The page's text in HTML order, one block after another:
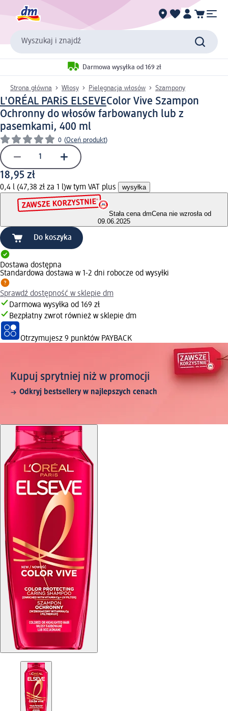
Wyszukaj i znajdź
Darmowa wysyłka od 169 zł
Strona główna Włosy Pielęgnacja włosów Szampony
L'ORÉAL PARiS ELSEVEColor Vive Szampon
Ochronny do włosów farbowanych lub z
pasemkami, 400 ml
0 (Oceń produkt)
18,95 zł
0,4 l (47,38 zł za 1 l)w tym VAT plus wysyłka
Stała cena dmCena nie wzrosła od
09.06.2025
Do koszyka
Dostawa dostępna
Standardowa dostawa w 1-2 dni robocze od wysyłki
Sprawdź dostępność w sklepie dm
Darmowa wysyłka od 169 zł
Bezpłatny zwrot również w sklepie dm
Otrzymujesz 9 punktów PAYBACK
Kupuj sprytniej niż w promocji
Odkryj bestsellery w najlepszych cenach